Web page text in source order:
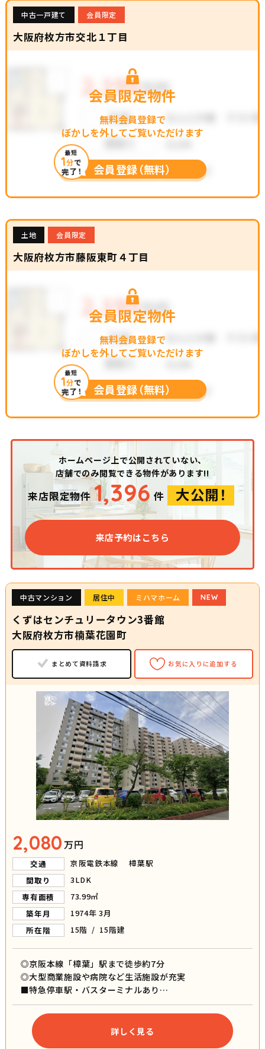
中古一戸建て 会員限定
大阪府枚方市交北１丁目
会員限定物件
無料会員登録で
ぼかしを外してご覧いただけます
最短
1分で
完了！ 会員登録（無料）
土地 会員限定
大阪府枚方市藤阪東町４丁目
会員限定物件
無料会員登録で
ぼかしを外してご覧いただけます
最短
1分で
完了！ 会員登録（無料）
ホームページ上で公開されていない、
店舗でのみ閲覧できる物件があります!!
来店限定物件 1,396 件 大公開！
来店予約はこちら
中古マンション 居住中 ミハマホーム NEW
くずはセンチュリータウン3番館
大阪府枚方市楠葉花園町
まとめて資料請求 お気に入りに追加する
2,080万円
交通
京阪電鉄本線 樟葉駅
間取り
3LDK
専有面積
73.99㎡
築年月
1974年 3月
所在階
15階 / 15階建
◎京阪本線「樟葉」駅まで徒歩約7分
◎大型商業施設や病院など生活施設が充実
■特急停車駅・バスターミナルあり
■枚方市立樟葉西小学校まで徒歩約5分
■枚方市立樟葉西中学校まで徒歩約10分
■最上階なので眺望良し！
■リフォーム履歴あり
詳しく見る